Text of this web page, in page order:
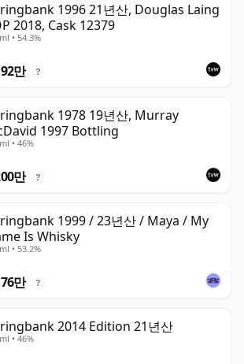
1996 21년산, Douglas Laing
2018, Cask 12379
• 54.3%
만 ?
1978 19년산, Murray
1997 Bottling
• 46%
만 ?
1999 / 23년산 / Maya / My
Is Whisky
• 53.2%
만 ?
2014 Edition 21년산
• 46%